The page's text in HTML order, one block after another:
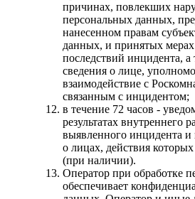
причинах, повлекших
персональных данных,
нанесенном правам
данных, и принятых
последствий инцидента, а
сведения о лице,
взаимодействие с
связанным с инцидентом;
в течение 72 часов -
результатах внутреннего
выявленного инцидента и
о лицах, действия
(при наличии).
Оператор при обработке
обеспечивает